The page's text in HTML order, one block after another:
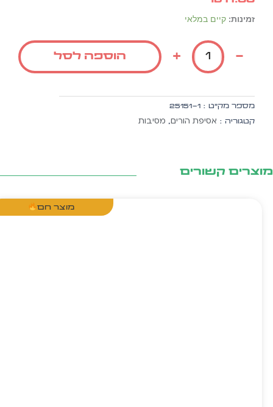
זמינות: קיים במלאי
כמות
דגם
וזכיני
לגדל
כיתוב
לאסיפת
הורים,
הוספה לסל
מספר מק״ט :25151-1
קטגוריה : אסיפת הורים,מסיבות
קשורים
מוצר חם